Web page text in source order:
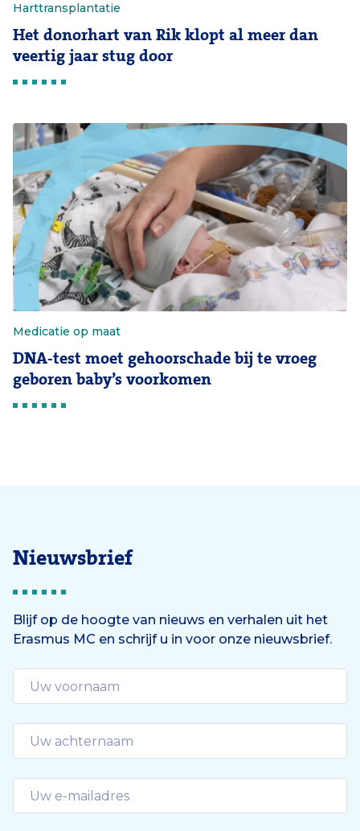
Harttransplantatie
Het donorhart van Rik klopt al meer dan
veertig jaar stug door
Medicatie op maat
DNA-test moet gehoorschade bij te vroeg
geboren baby’s voorkomen
Nieuwsbrief
Blijf op de hoogte van nieuws en verhalen uit het
Erasmus MC en schrijf u in voor onze nieuwsbrief.